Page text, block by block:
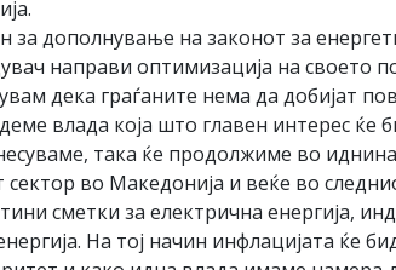
за дополнување на законот за
направи оптимизација на своето
дека граѓаните нема да добијат
влада која што главен интерес ќе
така ќе продолжиме во
во Македонија и веќе во
сметки за електрична енергија,
На тој начин инфлацијата ќе